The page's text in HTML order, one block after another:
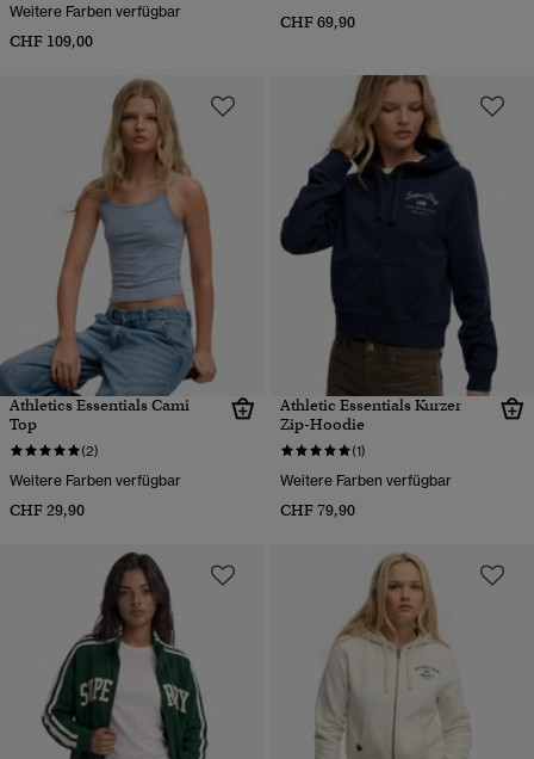
Weitere Farben verfügbar
CHF 109,00
CHF 69,90
Athletics Essentials Cami
Top
(2)
Weitere Farben verfügbar
CHF 29,90
Athletic Essentials Kurzer
Zip-Hoodie
(1)
Weitere Farben verfügbar
CHF 79,90